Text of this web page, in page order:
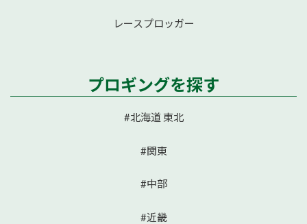
レースプロッガー
プロギングを探す
#北海道 東北
#関東
#中部
#近畿